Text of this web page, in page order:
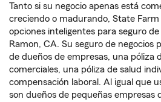
Tanto si su negocio apenas está
creciendo o madurando, State Farm
opciones inteligentes para seguro de
Ramon, CA. Su seguro de negocios
de dueños de empresas, una póliza
comerciales, una póliza de salud
compensación laboral. Al igual que
son dueños de pequeñas empresas